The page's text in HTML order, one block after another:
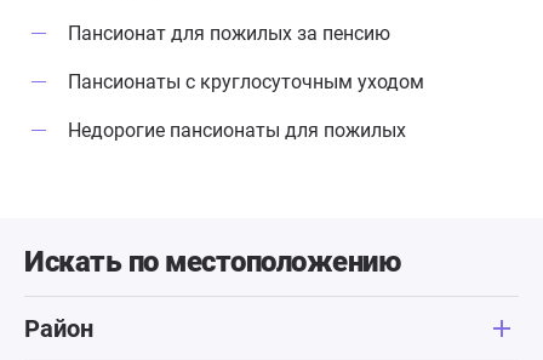
Пансионат для пожилых за пенсию
Пансионаты с круглосуточным уходом
Недорогие пансионаты для пожилых
Искать по местоположению
Район